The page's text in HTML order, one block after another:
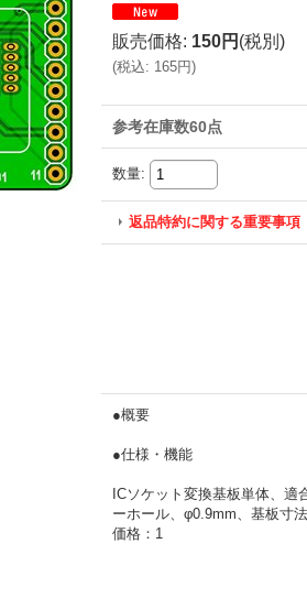
販売価格: 150円 (税別)
(税込: 165円)
参考在庫数60点
数量:
返品特約に関する重要事項
●概要
●仕様・機能
ICソケット変換基板単体、適
ーホール、φ0.9mm、基板寸
価格：1